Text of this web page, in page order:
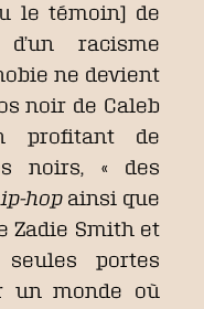
le témoin] de
racisme
ne devient
noir de Caleb
profitant de
noirs, « des
hopainsi que
Zadie Smith et
portes
un monde où